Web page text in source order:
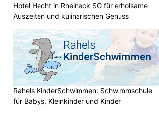
Hotel Hecht in Rheineck SG für erholsame
Auszeiten und kulinarischen Genuss
Rahels KinderSchwimmen: Schwimmschule
für Babys, Kleinkinder und Kinder